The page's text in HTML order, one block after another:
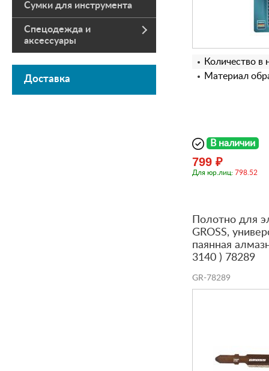
Сумки для инструмента
Спецодежда и
аксессуары
Доставка
Количество в
Материал
В наличии
799 ₽
Для юр.лиц: 798.52
Полотно для
GROSS,
паянная
3140 ) 78289
GR-78289